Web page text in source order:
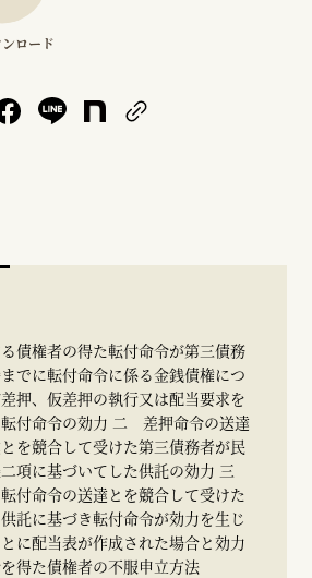
ロード
債権者の得た転付命令が第三債務
でに転付命令に係る金銭債権につ
押、仮差押の執行又は配当要求を
転付命令の効力 二 差押命令の送達
を競合して受けた第三債務者が民
項に基づいてした供託の効力 三
付命令の送達とを競合して受けた
託に基づき転付命令が効力を生じ
に配当表が作成された場合と効力
得た債権者の不服申立方法